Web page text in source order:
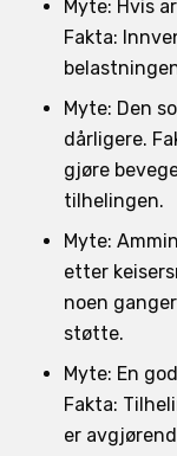
Myte: Hvis
Fakta:
Myte: Den
dårligere.
gjøre
tilhelingen.
Myte:
etter
noen
støtte.
Myte: En
Fakta:
er